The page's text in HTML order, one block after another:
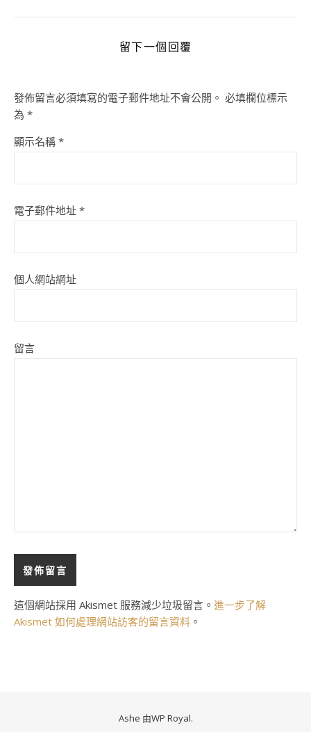
留下一個回覆
發佈留言必須填寫的電子郵件地址不會公開。 必填欄位標示
為 *
顯示名稱 *
電子郵件地址 *
個人網站網址
留言
這個網站採用 Akismet 服務減少垃圾留言。 進一步了解
Akismet 如何處理網站訪客的留言資料 。
Ashe 由WP Royal.